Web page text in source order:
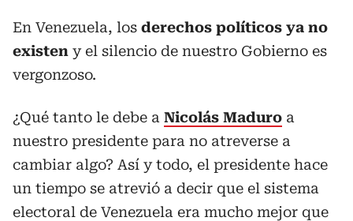
En Venezuela, los derechos políticos ya no
existen y el silencio de nuestro Gobierno es
vergonzoso.
¿Qué tanto le debe a Nicolás Maduro a
nuestro presidente para no atreverse a
cambiar algo? Así y todo, el presidente hace
un tiempo se atrevió a decir que el sistema
electoral de Venezuela era mucho mejor que